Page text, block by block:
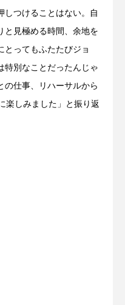
しつけることはない。自
と見極める時間、余地を
とってもふたたびジョ
特別なことだったんじゃ
の仕事、リハーサルから
楽しみました」と振り返